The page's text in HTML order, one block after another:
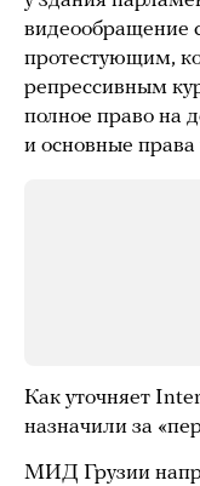
видеообращение
протестующим,
репрессивным
полное право на
и основные права
Как уточняет
назначили за
МИД Грузии